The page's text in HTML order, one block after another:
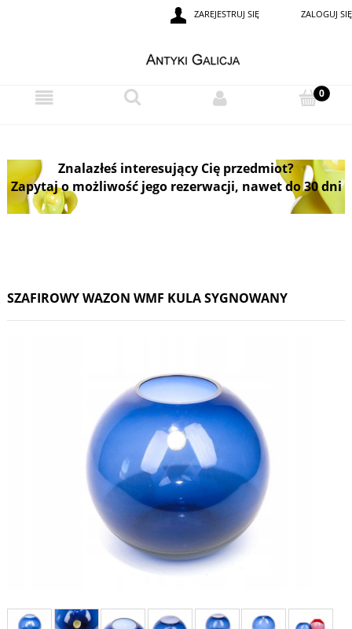
ZAREJESTRUJ SIĘ ZALOGUJ SIĘ
Znalazłeś interesujący Cię przedmiot?
Zapytaj o możliwość jego rezerwacji, nawet do 30 dni
SZAFIROWY WAZON WMF KULA SYGNOWANY